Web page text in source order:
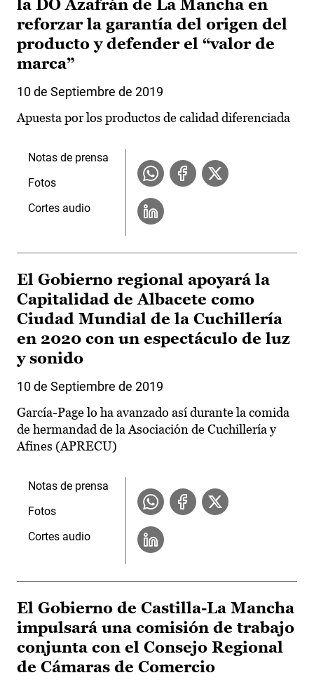
la DO Azafrán de La Mancha en
reforzar la garantía del origen del
producto y defender el “valor de
marca”
10 de Septiembre de 2019
Apuesta por los productos de calidad diferenciada
Notas de prensa
Fotos
Cortes audio
El Gobierno regional apoyará la
Capitalidad de Albacete como
Ciudad Mundial de la Cuchillería
en 2020 con un espectáculo de luz
y sonido
10 de Septiembre de 2019
García-Page lo ha avanzado así durante la comida
de hermandad de la Asociación de Cuchillería y
Afines (APRECU)
Notas de prensa
Fotos
Cortes audio
El Gobierno de Castilla-La Mancha
impulsará una comisión de trabajo
conjunta con el Consejo Regional
de Cámaras de Comercio